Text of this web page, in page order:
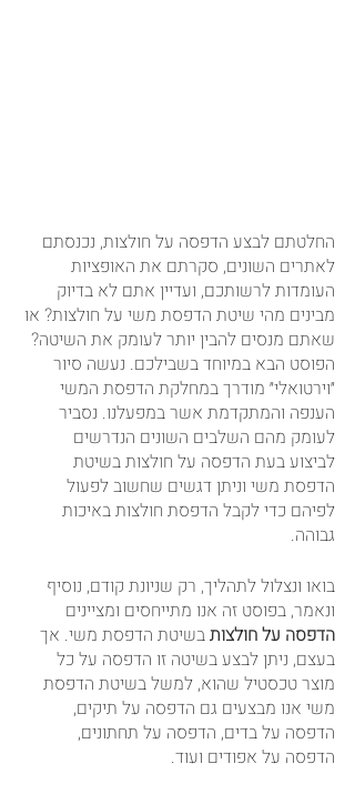
החלטתם לבצע הדפסה על חולצות, נכנסתם
לאתרים השונים, סקרתם את האופציות
העומדות לרשותכם, ועדיין אתם לא בדיוק
מבינים מהי שיטת הדפסת משי על חולצות? או
שאתם מנסים להבין יותר לעומק את השיטה?
הפוסט הבא במיוחד בשבילכם. נעשה סיור
״וירטואלי״ מודרך במחלקת הדפסת המשי
הענפה והמתקדמת אשר במפעלנו. נסביר
לעומק מהם השלבים השונים הנדרשים
לביצוע בעת הדפסה על חולצות בשיטת
הדפסת משי וניתן דגשים שחשוב לפעול
לפיהם כדי לקבל הדפסת חולצות באיכות
גבוהה.
בואו ונצלול לתהליך, רק שניונת קודם, נוסיף
ונאמר, בפוסט זה אנו מתייחסים ומציינים
הדפסה על חולצות בשיטת הדפסת משי. אך
בעצם, ניתן לבצע בשיטה זו הדפסה על כל
מוצר טכסטיל שהוא, למשל בשיטת הדפסת
משי אנו מבצעים גם הדפסה על תיקים,
הדפסה על בדים, הדפסה על תחתונים,
הדפסה על אפודים ועוד.